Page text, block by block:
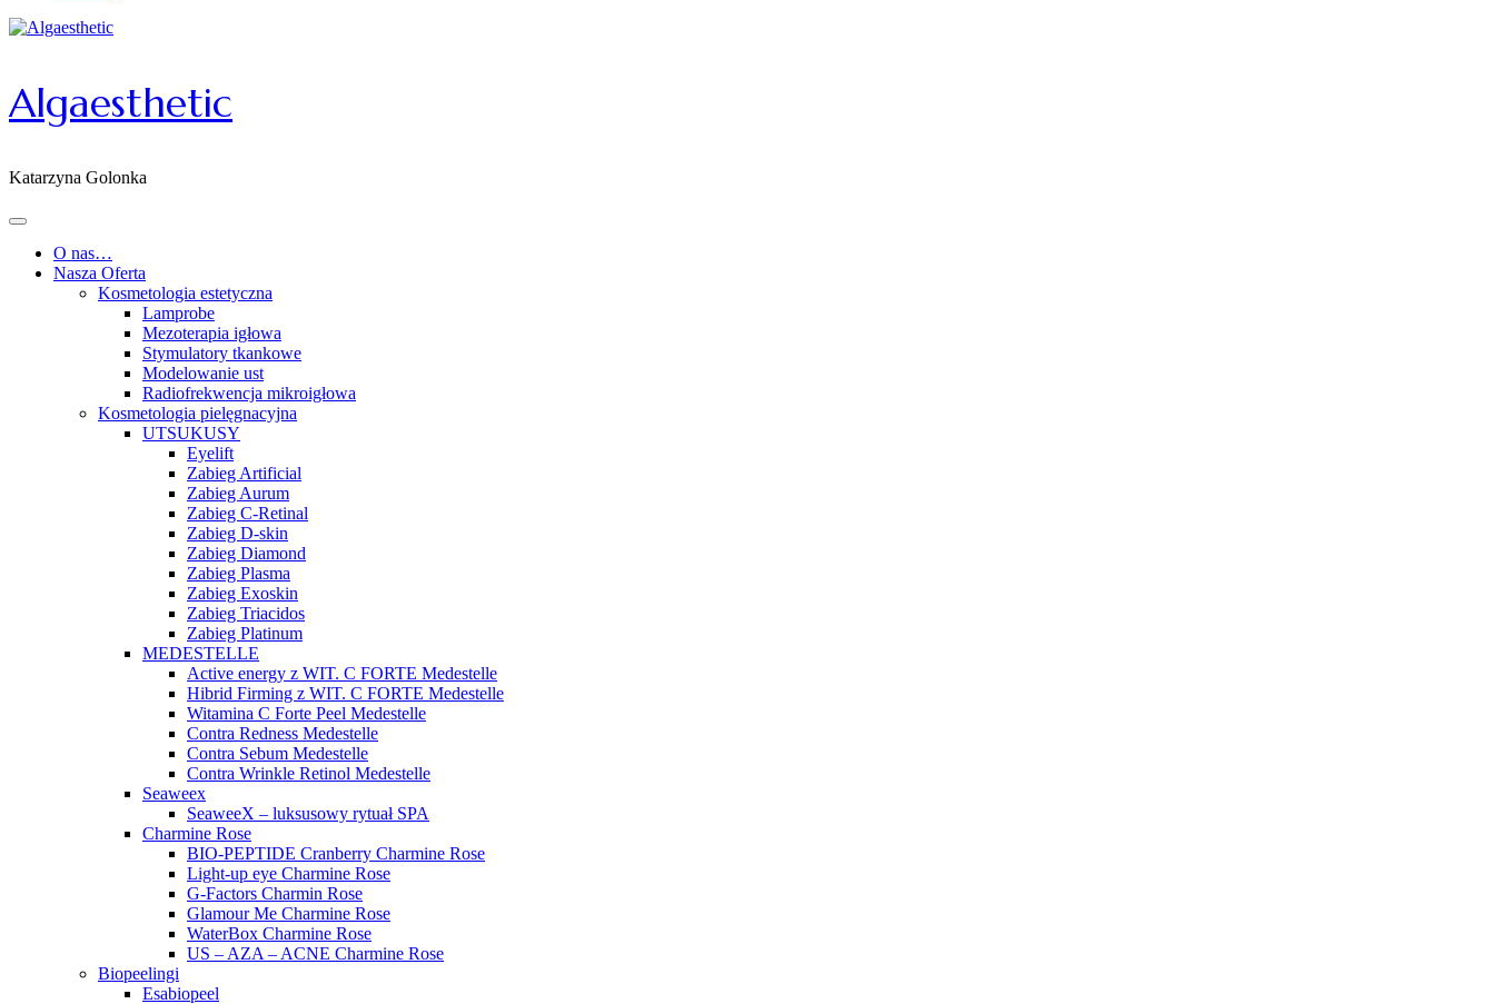
Algaesthetic
Katarzyna Golonka
O nas…
Nasza Oferta
Kosmetologia estetyczna
Lamprobe
Mezoterapia igłowa
Stymulatory tkankowe
Modelowanie ust
Radiofrekwencja mikroigłowa
Kosmetologia pielęgnacyjna
UTSUKUSY
Eyelift
Zabieg Artificial
Zabieg Aurum
Zabieg C-Retinal
Zabieg D-skin
Zabieg Diamond
Zabieg Plasma
Zabieg Exoskin
Zabieg Triacidos
Zabieg Platinum
MEDESTELLE
Active energy z WIT. C FORTE Medestelle
Hibrid Firming z WIT. C FORTE Medestelle
Witamina C Forte Peel Medestelle
Contra Redness Medestelle
Contra Sebum Medestelle
Contra Wrinkle Retinol Medestelle
Seaweex
SeaweeX – luksusowy rytuał SPA
Charmine Rose
BIO-PEPTIDE Cranberry Charmine Rose
Light-up eye Charmine Rose
G-Factors Charmin Rose
Glamour Me Charmine Rose
WaterBox Charmine Rose
US – AZA – ACNE Charmine Rose
Biopeelingi
Esabiopeel